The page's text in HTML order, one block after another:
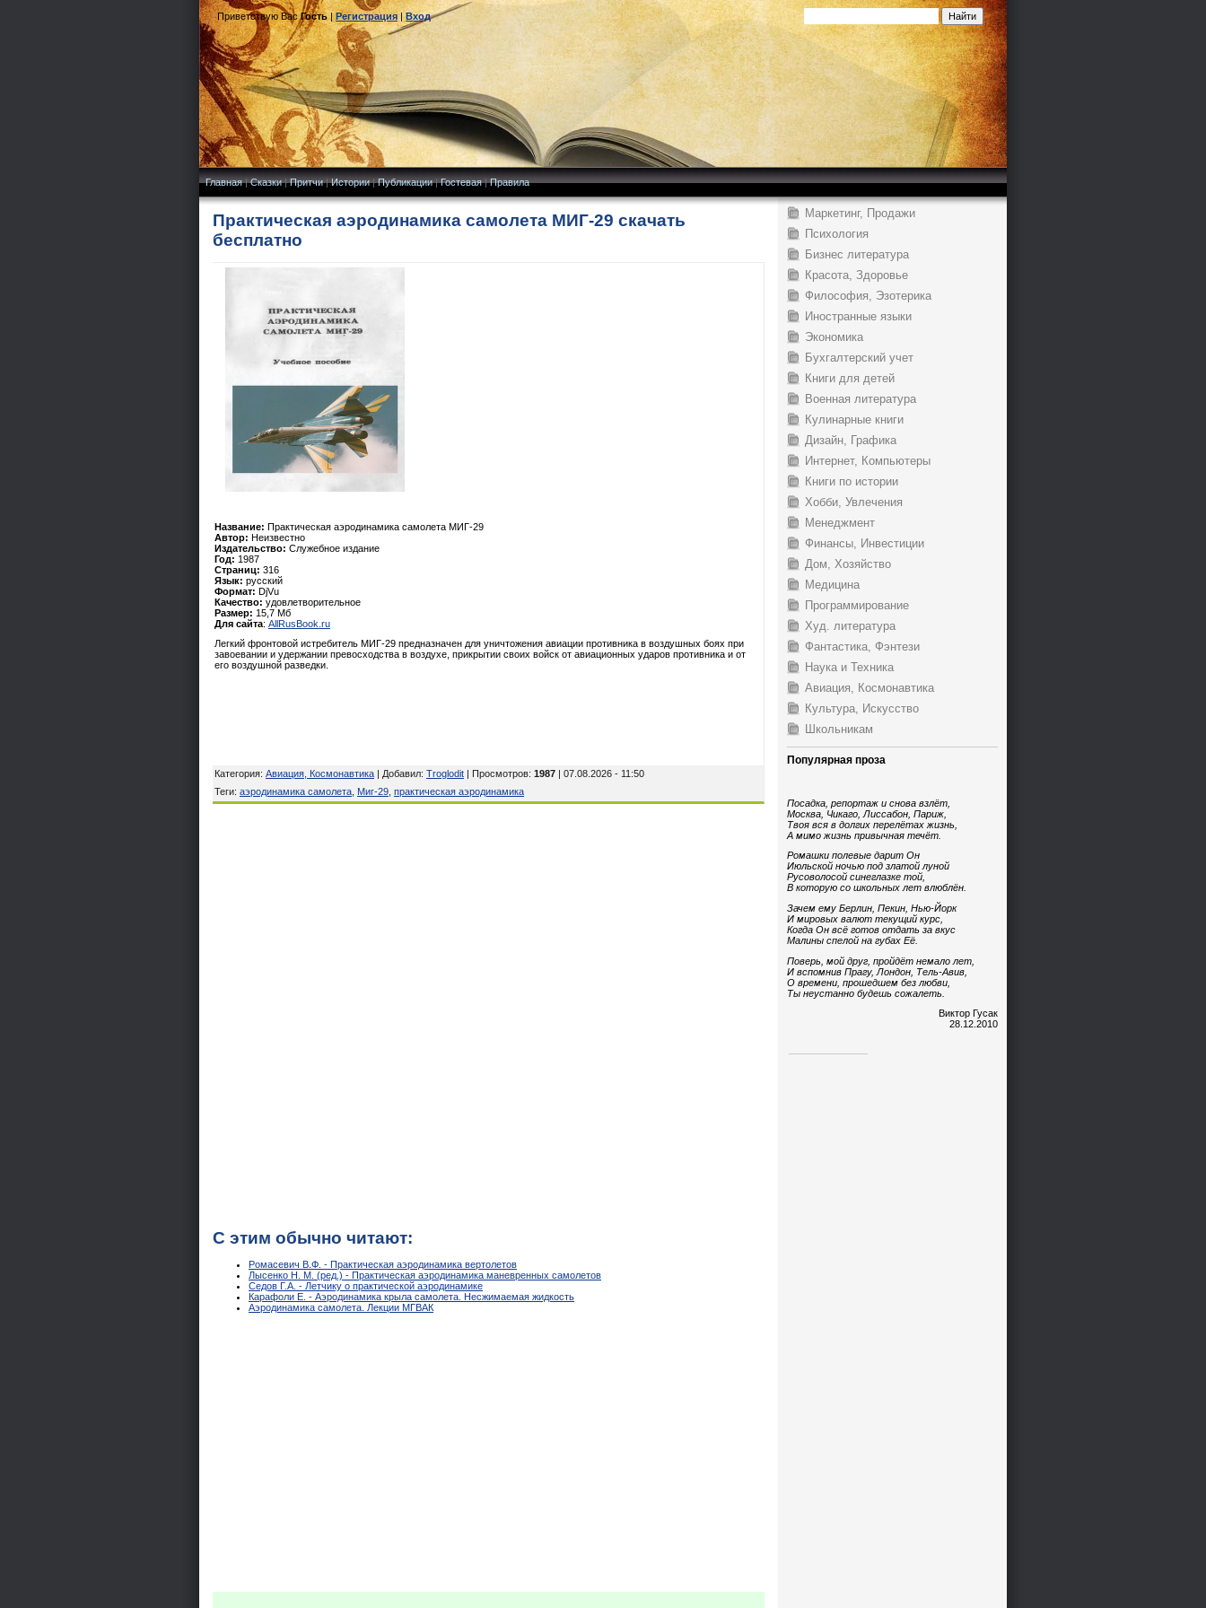
Приветствую Вас Гость|Регистрация|Вход
Главная|Сказки|Притчи|Истории|Публикации|Гостевая|Правила
Практическая аэродинамика самолета МИГ-29 скачать
бесплатно
Название: Практическая аэродинамика самолета МИГ-29
Автор: Неизвестно
Издательство: Служебное издание
Год: 1987
Страниц: 316
Язык: русский
Формат: DjVu
Качество: удовлетворительное
Размер: 15,7 Мб
Для сайта: AllRusBook.ru
Легкий фронтовой истребитель МИГ-29 предназначен для уничтожения авиации противника в воздушных боях при
завоевании и удержании превосходства в воздухе, прикрытии своих войск от авиационных ударов противника и от
его воздушной разведки.
Категория: Авиация, Космонавтика | Добавил: Troglodit | Просмотров: 1987 | 07.08.2026 - 11:50
Теги: аэродинамика самолета Миг-29 практическая аэродинамика
С этим обычно читают:
Ромасевич В.Ф. - Практическая аэродинамика вертолетов
Лысенко Н. М. (ред.) - Практическая аэродинамика маневренных самолетов
Седов Г.А. - Летчику о практической аэродинамике
Карафоли Е. - Аэродинамика крыла самолета. Несжимаемая жидкость
Аэродинамика самолета. Лекции МГВАК
Маркетинг, Продажи
Психология
Бизнес литература
Красота, Здоровье
Философия, Эзотерика
Иностранные языки
Экономика
Бухгалтерский учет
Книги для детей
Военная литература
Кулинарные книги
Дизайн, Графика
Интернет, Компьютеры
Книги по истории
Хобби, Увлечения
Менеджмент
Финансы, Инвестиции
Дом, Хозяйство
Медицина
Программирование
Худ. литература
Фантастика, Фэнтези
Наука и Техника
Авиация, Космонавтика
Культура, Искусство
Школьникам
Популярная проза
Посадка, репортаж и снова взлёт,
Москва, Чикаго, Лиссабон, Париж,
Твоя вся в долгих перелётах жизнь,
А мимо жизнь привычная течёт.
Ромашки полевые дарит Он
Июльской ночью под златой луной
Русоволосой синеглазке той,
В которую со школьных лет влюблён.
Зачем ему Берлин, Пекин, Нью-Йорк
И мировых валют текущий курс,
Когда Он всё готов отдать за вкус
Малины спелой на губах Её.
Поверь, мой друг, пройдёт немало лет,
И вспомнив Прагу, Лондон, Тель-Авив,
О времени, прошедшем без любви,
Ты неустанно будешь сожалеть.
Виктор Гусак
28.12.2010